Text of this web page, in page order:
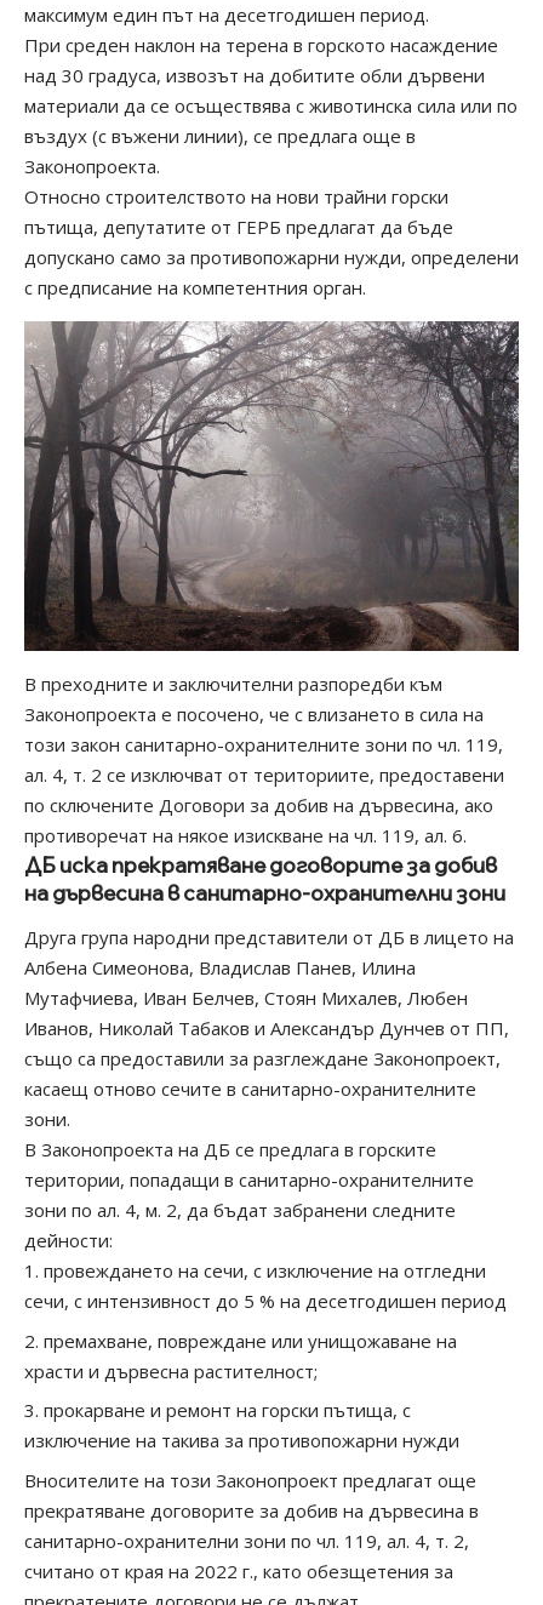
максимум един път на десетгодишен период.
При среден наклон на терена в горското насаждение
над 30 градуса, извозът на добитите обли дървени
материали да се осъществява с животинска сила или по
въздух (с въжени линии), се предлага още в
Законопроекта.
Относно строителството на нови трайни горски
пътища, депутатите от ГЕРБ предлагат да бъде
допускано само за противопожарни нужди, определени
с предписание на компетентния орган.
В преходните и заключителни разпоредби към
Законопроекта е посочено, че с влизането в сила на
този закон санитарно-охранителните зони по чл. 119,
ал. 4, т. 2 се изключват от териториите, предоставени
по сключените Договори за добив на дървесина, ако
противоречат на някое изискване на чл. 119, ал. 6.
ДБ иска прекратяване договорите за добив
на дървесина в санитарно-охранителни зони
Друга група народни представители от ДБ в лицето на
Албена Симеонова, Владислав Панев, Илина
Мутафчиева, Иван Белчев, Стоян Михалев, Любен
Иванов, Николай Табаков и Александър Дунчев от ПП,
също са предоставили за разглеждане Законопроект,
касаещ отново сечите в санитарно-охранителните
зони.
В Законопроекта на ДБ се предлага в горските
територии, попадащи в санитарно-охранителните
зони по ал. 4, м. 2, да бъдат забранени следните
дейности:
провеждането на сечи, с изключение на отгледни
сечи, с интензивност до 5 % на десетгодишен период
премахване, повреждане или унищожаване на
храсти и дървесна растителност;
прокарване и ремонт на горски пътища, с
изключение на такива за противопожарни нужди
Вносителите на този Законопроект предлагат още
прекратяване договорите за добив на дървесина в
санитарно-охранителни зони по чл. 119, ал. 4, т. 2,
считано от края на 2022 г., като обезщетения за